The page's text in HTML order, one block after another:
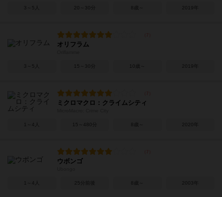
3～5人 20～30分 8歳～ 2019年
オリフラム
3～5人 15～30分 10歳～ 2019年
ミクロマクロ：クライムシティ
1～4人 15～480分 8歳～ 2020年
ウボンゴ
1～4人 25分前後 8歳～ 2003年